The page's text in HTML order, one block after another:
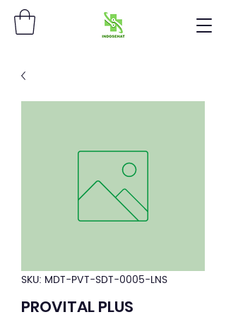
SKU: MDT-PVT-SDT-0005-LNS
PROVITAL PLUS